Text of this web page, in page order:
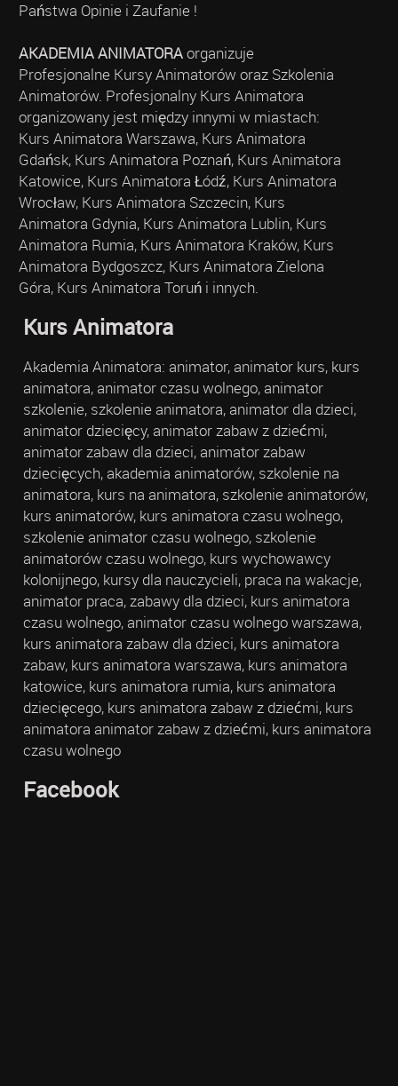
Państwa Opinie i Zaufanie !
AKADEMIA ANIMATORAorganizuje
Profesjonalne Kursy Animatorów oraz Szkolenia
Animatorów. Profesjonalny Kurs Animatora
organizowany jest między innymi w miastach:
Kurs Animatora Warszawa, Kurs Animatora
Gdańsk, Kurs Animatora Poznań, Kurs Animatora
Katowice, Kurs Animatora Łódź, Kurs Animatora
Wrocław, Kurs Animatora Szczecin, Kurs
Animatora Gdynia, Kurs Animatora Lublin, Kurs
Animatora Rumia, Kurs Animatora Kraków, Kurs
Animatora Bydgoszcz, Kurs Animatora Zielona
Góra, Kurs Animatora Toruń i innych.
Kurs Animatora
Akademia Animatora: animator, animator kurs, kurs
animatora, animator czasu wolnego, animator
szkolenie, szkolenie animatora, animator dla dzieci,
animator dziecięcy, animator zabaw z dziećmi,
animator zabaw dla dzieci, animator zabaw
dziecięcych, akademia animatorów, szkolenie na
animatora, kurs na animatora, szkolenie animatorów,
kurs animatorów, kurs animatora czasu wolnego,
szkolenie animator czasu wolnego, szkolenie
animatorów czasu wolnego, kurs wychowawcy
kolonijnego, kursy dla nauczycieli, praca na wakacje,
animator praca, zabawy dla dzieci, kurs animatora
czasu wolnego, animator czasu wolnego warszawa,
kurs animatora zabaw dla dzieci, kurs animatora
zabaw, kurs animatora warszawa, kurs animatora
katowice, kurs animatora rumia, kurs animatora
dziecięcego, kurs animatora zabaw z dziećmi, kurs
animatora animator zabaw z dziećmi, kurs animatora
czasu wolnego
Facebook